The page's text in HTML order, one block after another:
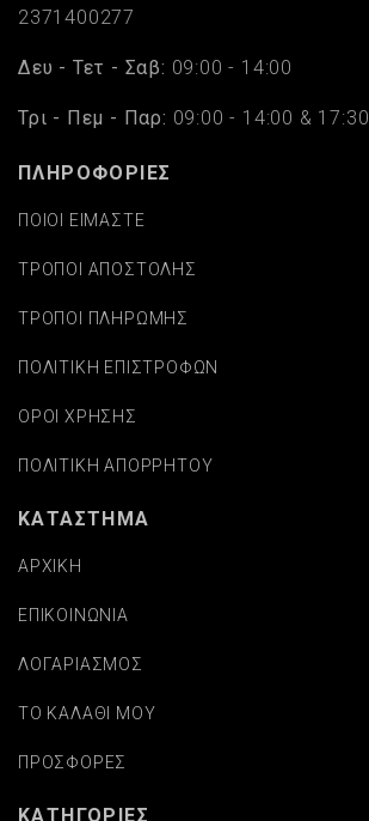
2371400277
Δευ - Τετ - Σαβ: 09:00 - 14:00
Τρι - Πεμ - Παρ: 09:00 - 14:00 &
ΠΛΗΡΟΦΟΡΙΕΣ
ΠΟΙΟΙ ΕΙΜΑΣΤΕ
ΤΡΟΠΟΙ ΑΠΟΣΤΟΛΗΣ
ΤΡΟΠΟΙ ΠΛΗΡΩΜΗΣ
ΠΟΛΙΤΙΚΗ ΕΠΙΣΤΡΟΦΩΝ
ΟΡΟΙ ΧΡΗΣΗΣ
ΠΟΛΙΤΙΚΗ ΑΠΟΡΡΗΤΟΥ
ΚΑΤΑΣΤΗΜΑ
ΑΡΧΙΚΗ
ΕΠΙΚΟΙΝΩΝΙΑ
ΛΟΓΑΡΙΑΣΜΟΣ
ΤΟ ΚΑΛΑΘΙ ΜΟΥ
ΠΡΟΣΦΟΡΕΣ
ΚΑΤΗΓΟΡΙΕΣ